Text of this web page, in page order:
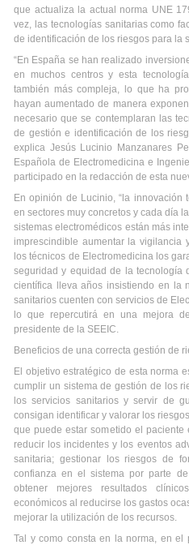
que actualiza la actual norma UNE
vez, las tecnologías sanitarias como
de identificación de los riesgos para la
“En España se han realizado
en muchos centros y esta
también más compleja, lo que ha
hayan aumentado de manera
necesario que se contemplaran las
de gestión e identificación de los
explica Jesús Lucinio Manzanares
Española de Electromedicina e
participado en la redacción de esta
En opinión de Lucinio, “la
en sectores muy concretos y cada día
sistemas electromédicos están más
imprescindible aumentar la vigilancia
los técnicos de Electromedicina los
seguridad y equidad de la tecnología
científica lleva años insistiendo en la
sanitarios cuenten con servicios de
lo que repercutirá en una mejora
presidente de la SEEIC.
Beneficios de una correcta gestión de
El objetivo estratégico de esta norma
cumplir un sistema de gestión de los
los servicios sanitarios y servir de
consigan identificar y valorar los
que puede estar sometido el
reducir los incidentes y los eventos
sanitaria; gestionar los riesgos de
confianza en el sistema por parte
obtener mejores resultados
económicos al reducirse los gastos
mejorar la utilización de los recursos.
Tal y como consta en la norma, en el